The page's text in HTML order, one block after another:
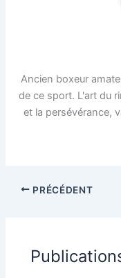
Ancien boxeur
de ce sport. L'art du
et la persévérance,
PRÉCÉDENT